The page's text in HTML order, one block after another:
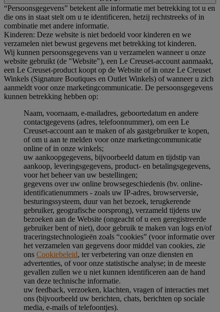
“Persoonsgegevens” betekent alle informatie met betrekking tot u en
die ons in staat stelt om u te identificeren, hetzij rechtstreeks of in
combinatie met andere informatie.
Kinderen: Deze website is niet bedoeld voor kinderen en we
verzamelen niet bewust gegevens met betrekking tot kinderen.
Wij kunnen persoonsgegevens van u verzamelen wanneer u onze
website gebruikt (de "Website"), een Le Creuset-account aanmaakt,
een Le Creuset-product koopt op de Website of in onze Le Creuset
Winkels (Signature Boutiques en Outlet Winkels) of wanneer u zich
aanmeldt voor onze marketingcommunicatie. De persoonsgegevens
kunnen betrekking hebben op:
Naam, voornaam, e-mailadres, geboortedatum en andere
contactgegevens (adres, telefoonnummer), om een Le
Creuset-account aan te maken of als gastgebruiker te kopen,
of om u aan te melden voor onze marketingcommunicatie
online of in onze winkels;
uw aankoopgegevens, bijvoorbeeld datum en tijdstip van
aankoop, leveringsgegevens, product- en betalingsgegevens,
voor het beheer van uw bestellingen;
gegevens over uw online browsegeschiedenis (bv. online-
identificatienummers - zoals uw IP-adres, browserversie,
besturingssysteem, duur van het bezoek, terugkerende
gebruiker, geografische oorsprong), verzameld tijdens uw
bezoeken aan de Website (ongeacht of u een geregistreerde
gebruiker bent of niet), door gebruik te maken van logs en/of
traceringstechnologieën zoals “cookies” (voor informatie over
het verzamelen van gegevens door middel van cookies, zie
ons Cookiebeleid, ter verbetering van onze diensten en
advertenties, of voor onze statistische analyse; in de meeste
gevallen zullen we u niet kunnen identificeren aan de hand
van deze technische informatie.
uw feedback, verzoeken, klachten, vragen of interacties met
ons (bijvoorbeeld uw berichten, chats, berichten op sociale
media, e-mails of telefoontjes).